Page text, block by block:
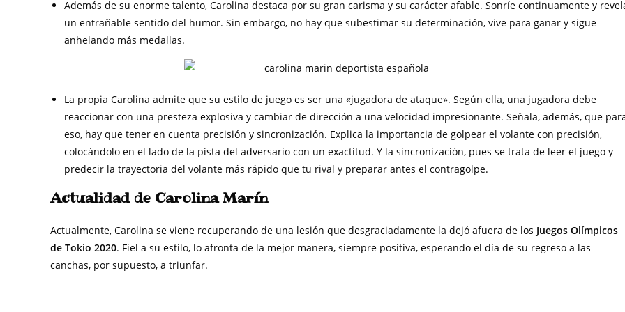
Además de su enorme talento, Carolina destaca por su gran carisma y su carácter afable. Sonríe continuamente y
un entrañable sentido del humor. Sin embargo, no hay que subestimar su determinación, vive para ganar y sigue
anhelando más medallas.
La propia Carolina admite que su estilo de juego es ser una «jugadora de ataque». Según ella, una jugadora debe
reaccionar con una presteza explosiva y cambiar de dirección a una velocidad impresionante. Señala, además, que
eso, hay que tener en cuenta precisión y sincronización. Explica la importancia de golpear el volante con precisión,
colocándolo en el lado de la pista del adversario con un exactitud. Y la sincronización, pues se trata de leer el juego y
predecir la trayectoria del volante más rápido que tu rival y preparar antes el contragolpe.
Actualidad de Carolina Marín
Actualmente, Carolina se viene recuperando de una lesión que desgraciadamente la dejó afuera de los Juegos Olímpicos
de Tokio 2020. Fiel a su estilo, lo afronta de la mejor manera, siempre positiva, esperando el día de su regreso a las
canchas, por supuesto, a triunfar.